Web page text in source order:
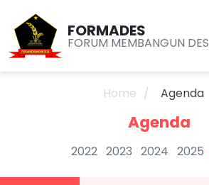
FORMADES
FORUM MEMBANGUN
Home Agenda
Agenda
2022 2023 2024 2025